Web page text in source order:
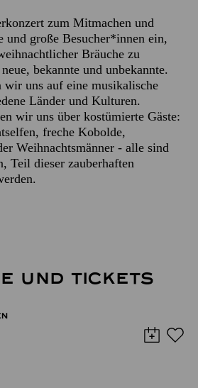
zum Mitmachen und
große Besucher*innen ein,
Bräuche zu
bekannte und unbekannte.
wir uns auf eine musikalische
Länder und Kulturen.
wir uns über kostümierte Gäste:
freche Kobolde,
Weihnachtsmänner - alle sind
Teil dieser zauberhaften
UND TICKETS